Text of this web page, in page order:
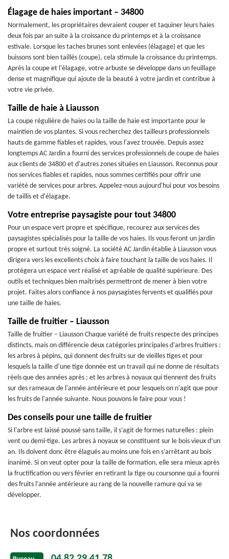
Élagage de haies important – 34800
Normalement, les propriétaires devraient couper et taquiner leurs haies
deux fois par an suite à la croissance du printemps et à la croissance
estivale. Lorsque les taches brunes sont enlevées (élagage) et que les
buissons sont bien taillés (coupe), cela stimule la croissance du printemps.
Après la coupe et l'élagage, votre arbuste se développe dans un feuillage
dense et magnifique qui ajoute de la beauté à votre jardin et contribue à
votre vie privée.
Taille de haie à Liausson
La coupe régulière de haies ou la taille de haie est importante pour le
maintien de vos plantes. Si vous recherchez des tailleurs professionnels
hauts de gamme fiables et rapides, vous l'avez trouvée. Depuis assez
longtemps AC Jardin a fourni des services professionnels de coupe de haies
aux clients de 34800 et d'autres zones situées en Liausson. Reconnus pour
nos services fiables et rapides, nous sommes certifiés pour offrir une
variété de services pour arbres. Appelez-nous aujourd'hui pour vos besoins
de taillis et d'élagage.
Votre entreprise paysagiste pour tout 34800
Pour un espace vert propre et spécifique, recourez aux services des
paysagistes spécialisés pour la taille de vos haies. Ils vous feront un jardin
propre et surtout très soigné. La société AC Jardin établie à Liausson vous
dirigera vers les excellents choix à faire touchant la taille de vos haies. Il
protègera un espace vert réalisé et agréable de qualité supérieure. Des
outils et techniques bien maîtrisés permettront de mener à bien votre
projet. Faites alors confiance à nos paysagistes fervents et qualifiés pour
une taille de haies.
Taille de fruitier – Liausson
Taille de fruitier – Liausson Chaque variété de fruits respecte des principes
distincts, mais on différencie deux catégories principales d'arbres fruitiers :
les arbres à pépins, qui donnent des fruits sur de vieilles tiges et pour
lesquels la taille d’une tige donnée est un travail qui ne donne de résultats
réels que des années après ; et les arbres à noyaux qui tiennent des fruits
sur des rameaux de l'année antérieure et pour lesquels on n'agit que pour
les fruits de l'année suivante. Nous pouvons le faire pour vous !
Des conseils pour une taille de fruitier
Si l'arbre est laissé poussé sans taille, il s’agit de formes naturelles : plein
vent ou demi-tige. Les arbres à noyaux se constituent sur le bois vieux d’un
an. Ils doivent donc être élagués au moins une fois en s’arrêtant au bois
inanimé. Si on veut opter pour la taille de formation, elle sera mieux après
la fructification ou vers février en retirant la tige ou coursonne qui a fourni
des fruits l’année antérieure au rang de la nouvelle ramure qui va se
développer.
Nos coordonnées